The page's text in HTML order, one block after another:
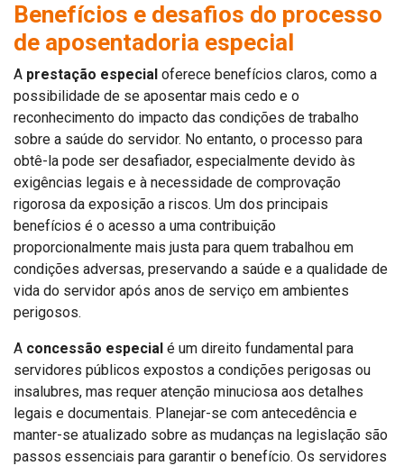
Benefícios e desafios do processo
de aposentadoria especial
A prestação especial oferece benefícios claros, como a
possibilidade de se aposentar mais cedo e o
reconhecimento do impacto das condições de trabalho
sobre a saúde do servidor. No entanto, o processo para
obtê-la pode ser desafiador, especialmente devido às
exigências legais e à necessidade de comprovação
rigorosa da exposição a riscos. Um dos principais
benefícios é o acesso a uma contribuição
proporcionalmente mais justa para quem trabalhou em
condições adversas, preservando a saúde e a qualidade de
vida do servidor após anos de serviço em ambientes
perigosos.
A concessão especial é um direito fundamental para
servidores públicos expostos a condições perigosas ou
insalubres, mas requer atenção minuciosa aos detalhes
legais e documentais. Planejar-se com antecedência e
manter-se atualizado sobre as mudanças na legislação são
passos essenciais para garantir o benefício. Os servidores